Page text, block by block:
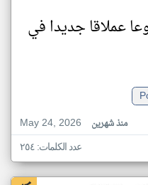
عملاقا جديدا في
May 24, 2026
منذ شهرين
عدد الكلمات: ٢٥٤